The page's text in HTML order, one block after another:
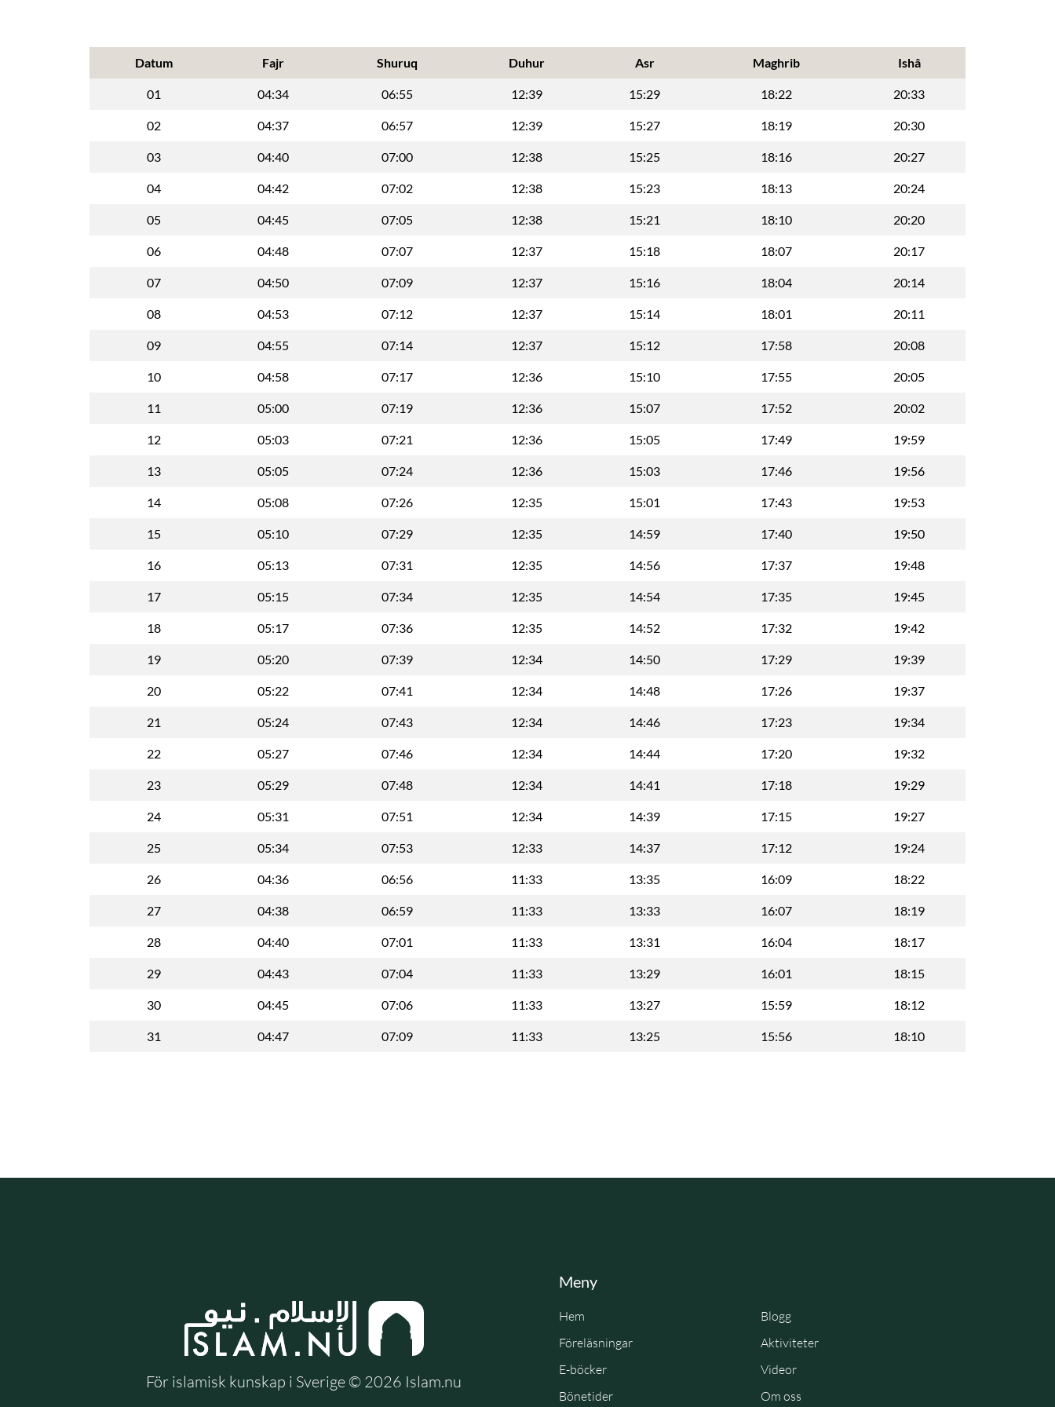
Datum Fajr Shuruq Duhur Asr Maghrib Ishâ
01 04:34 06:55 12:39 15:29 18:22 20:33
02 04:37 06:57 12:39 15:27 18:19 20:30
03 04:40 07:00 12:38 15:25 18:16 20:27
04 04:42 07:02 12:38 15:23 18:13 20:24
05 04:45 07:05 12:38 15:21 18:10 20:20
06 04:48 07:07 12:37 15:18 18:07 20:17
07 04:50 07:09 12:37 15:16 18:04 20:14
08 04:53 07:12 12:37 15:14 18:01 20:11
09 04:55 07:14 12:37 15:12 17:58 20:08
10 04:58 07:17 12:36 15:10 17:55 20:05
11 05:00 07:19 12:36 15:07 17:52 20:02
12 05:03 07:21 12:36 15:05 17:49 19:59
13 05:05 07:24 12:36 15:03 17:46 19:56
14 05:08 07:26 12:35 15:01 17:43 19:53
15 05:10 07:29 12:35 14:59 17:40 19:50
16 05:13 07:31 12:35 14:56 17:37 19:48
17 05:15 07:34 12:35 14:54 17:35 19:45
18 05:17 07:36 12:35 14:52 17:32 19:42
19 05:20 07:39 12:34 14:50 17:29 19:39
20 05:22 07:41 12:34 14:48 17:26 19:37
21 05:24 07:43 12:34 14:46 17:23 19:34
22 05:27 07:46 12:34 14:44 17:20 19:32
23 05:29 07:48 12:34 14:41 17:18 19:29
24 05:31 07:51 12:34 14:39 17:15 19:27
25 05:34 07:53 12:33 14:37 17:12 19:24
26 04:36 06:56 11:33 13:35 16:09 18:22
27 04:38 06:59 11:33 13:33 16:07 18:19
28 04:40 07:01 11:33 13:31 16:04 18:17
29 04:43 07:04 11:33 13:29 16:01 18:15
30 04:45 07:06 11:33 13:27 15:59 18:12
31 04:47 07:09 11:33 13:25 15:56 18:10
För islamisk kunskap i Sverige © 2026 Islam.nu
Meny
Hem
Blogg
Föreläsningar
Aktiviteter
E-böcker
Videor
Bönetider
Om oss